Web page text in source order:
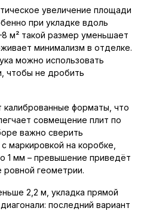
увеличение площади
при укладке вдоль
м² такой размер уменьшает
минимализм в отделке.
можно использовать
чтобы не дробить
калиброванные форматы, что
совмещение плит по
важно сверить
маркировкой на коробке,
1 мм – превышение приведёт
геометрии.
2,2 м, укладка прямой
последний вариант